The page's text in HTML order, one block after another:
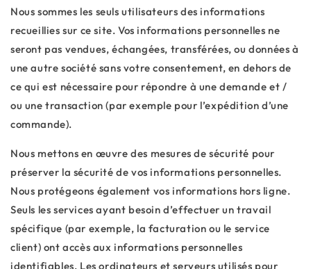
Nous sommes les seuls utilisateurs des informations
recueillies sur ce site. Vos informations personnelles ne
seront pas vendues, échangées, transférées, ou données à
une autre société sans votre consentement, en dehors de
ce qui est nécessaire pour répondre à une demande et /
ou une transaction (par exemple pour l’expédition d’une
commande).
Nous mettons en œuvre des mesures de sécurité pour
préserver la sécurité de vos informations personnelles.
Nous protégeons également vos informations hors ligne.
Seuls les services ayant besoin d’effectuer un travail
spécifique (par exemple, la facturation ou le service
client) ont accès aux informations personnelles
identifiables. Les ordinateurs et serveurs utilisés pour